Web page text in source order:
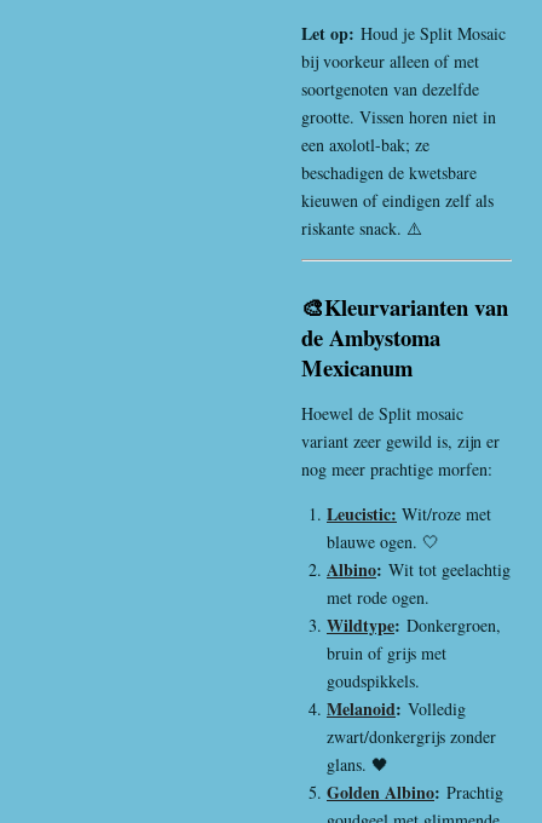
Let op: Houd je Split Mosaic
bij voorkeur alleen of met
soortgenoten van dezelfde
grootte. Vissen horen niet in
een axolotl-bak; ze
beschadigen de kwetsbare
kieuwen of eindigen zelf als
riskante snack. ⚠️
🎨Kleurvarianten van
de Ambystoma
Mexicanum
Hoewel de Split mosaic
variant zeer gewild is, zijn er
nog meer prachtige morfen:
Leucistic: Wit/roze met
blauwe ogen. 🤍
Albino: Wit tot geelachtig
met rode ogen.
Wildtype: Donkergroen,
bruin of grijs met
goudspikkels.
Melanoid: Volledig
zwart/donkergrijs zonder
glans. 🖤
Golden Albino: Prachtig